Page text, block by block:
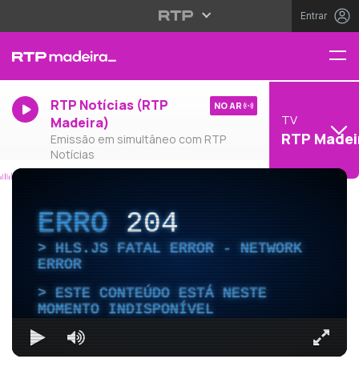
Entrar
RTP Notícias (RTP
Madeira)
Emissão em simultâneo com RTP
Notícias
NO AR
TV
RTP
ERRO204
HLS.JS FATAL ERROR - NETWORK
ERROR
ESTE CONTEÚDO ESTÁ NESTE
MOMENTO INDISPONÍVEL